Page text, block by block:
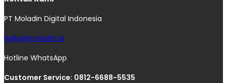
PT Moladin Digital Indonesia
hello@moladin.ai
Hotline WhatsApp
Customer Service: 0812-6688-5535